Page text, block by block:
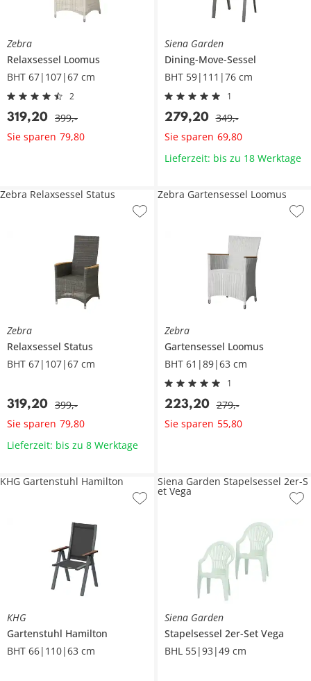
Zebra
Relaxsessel Loomus
BHT 67|107|67 cm
2
319,20 399,-
Sie sparen 79,80
Siena Garden
Dining-Move-Sessel
BHT 59|111|76 cm
1
279,20 349,-
Sie sparen 69,80
Lieferzeit: bis zu 18 Werktage
Zebra
Relaxsessel Status
BHT 67|107|67 cm
319,20 399,-
Sie sparen 79,80
Zebra Relaxsessel Status
Lieferzeit: bis zu 8 Werktage
Zebra
Gartensessel Loomus
BHT 61|89|63 cm
1
223,20 279,-
Sie sparen 55,80
Zebra Gartensessel Loomus
KHG
Gartenstuhl Hamilton
BHT 66|110|63 cm
KHG Gartenstuhl Hamilton
Siena Garden
Stapelsessel 2er-Set Vega
BHL 55|93|49 cm
Siena Garden Stapelsessel 2er-S
et Vega